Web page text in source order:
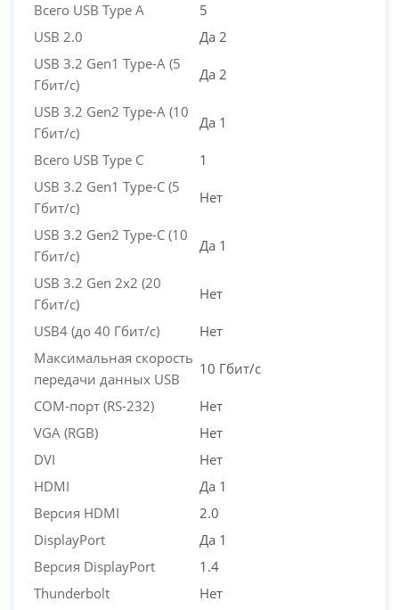
Всего USB Type A
5
USB 2.0
Да 2
USB 3.2 Gen1 Type-A (5
Гбит/с)
Да 2
USB 3.2 Gen2 Type-A (10
Гбит/с)
Да 1
Всего USB Type C
1
USB 3.2 Gen1 Type-C (5
Гбит/с)
Нет
USB 3.2 Gen2 Type-C (10
Гбит/с)
Да 1
USB 3.2 Gen 2x2 (20
Гбит/с)
Нет
USB4 (до 40 Гбит/с)
Нет
Максимальная скорость
передачи данных USB
10 Гбит/с
COM-порт (RS-232)
Нет
VGA (RGB)
Нет
DVI
Нет
HDMI
Да 1
Версия HDMI
2.0
DisplayPort
Да 1
Версия DisplayPort
1.4
Thunderbolt
Нет